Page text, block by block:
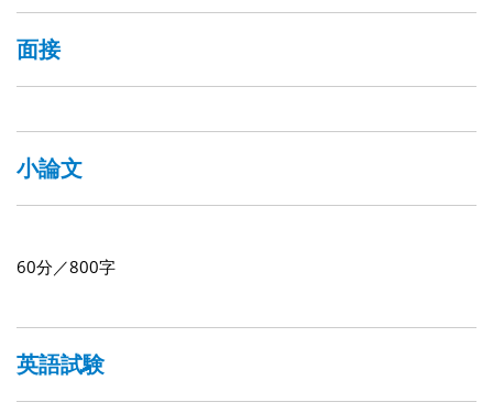
面接
小論文
60分／800字
英語試験